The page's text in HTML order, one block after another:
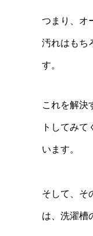
つまり、オ
汚れはもち
す。
これを解決
トしてみ
います。
そして、そ
は、洗濯槽